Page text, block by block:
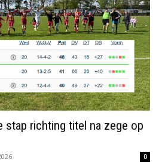
stap richting titel na zege op
0